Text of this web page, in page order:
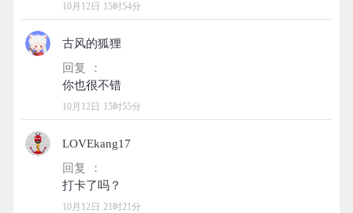
10月12日 15时54分
古风的狐狸
回复 ：
10月12日 15时55分
LOVEkang17
回复 ：
10月12日 21时21分